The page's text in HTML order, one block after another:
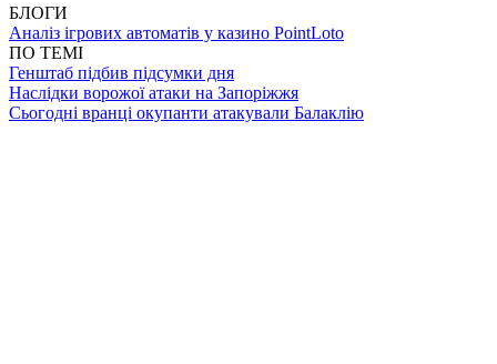
БЛОГИ
Аналіз ігрових автоматів у казино PointLoto
ПО ТЕМІ
Генштаб підбив підсумки дня
Наслідки ворожої атаки на Запоріжжя
Сьогодні вранці окупанти атакували Балаклію